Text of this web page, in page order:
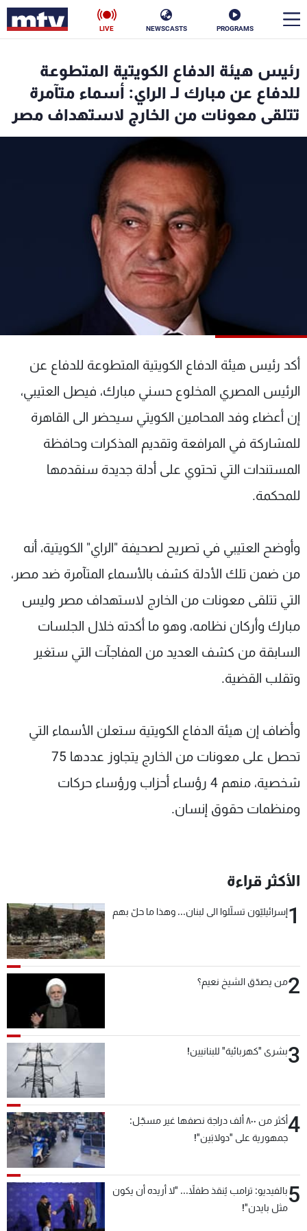
PROGRAMS
NEWSCASTS
LIVE
رئيس هيئة الدفاع الكويتية المتطوعة
للدفاع عن مبارك لـ الراي: أسماء متآمرة
تتلقى معونات من الخارج لاستهداف مصر
أكد رئيس هيئة الدفاع الكويتية المتطوعة للدفاع عن
الرئيس المصري المخلوع حسني مبارك، فيصل العتيبي،
إن أعضاء وفد المحامين الكويتي سيحضر الى القاهرة
للمشاركة في المرافعة وتقديم المذكرات وحافظة
المستندات التي تحتوي على أدلة جديدة سنقدمها
للمحكمة.
وأوضح العتيبي في تصريح لصحيفة "الراي" الكويتية، أنه
من ضمن تلك الأدلة كشف بالأسماء المتآمرة ضد مصر،
التي تتلقى معونات من الخارج لاستهداف مصر وليس
مبارك وأركان نظامه، وهو ما أكدته خلال الجلسات
السابقة من كشف العديد من المفاجآت التي ستغير
وتقلب القضية.
وأضاف إن هيئة الدفاع الكويتية ستعلن الأسماء التي
تحصل على معونات من الخارج يتجاوز عددها 75
شخصية، منهم 4 رؤساء أحزاب ورؤساء حركات
ومنظمات حقوق إنسان.
الأكثر قراءة
1إسرائيليّون تسلّلوا الى لبنان... وهذا ما حلّ بهم
2من يصدّق الشيخ نعيم؟
3بشرى "كهربائية" للبنانيين!
4
أكثر من ٨٠٠ ألف دراجة نصفها غير مسجّل:
جمهورية على "دولابَين"!
5بالفيديو: ترامب يُنقذ طفلاً... "لا أريده أن يكون
مثل بايدن"!
الأخبار
سياسة ناس
فن
رياضة
شاهد البرامج
الترددات
عن MTV
الإنـتـاج
لاعلاناتكم
وظائف
تواصل معنا
شروط الإسـتخدام
سياسة الخصوصية